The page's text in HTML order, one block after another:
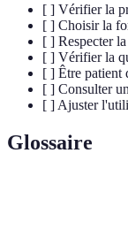
[ ] Vérifier la
[ ] Choisir la
[ ] Respecter
[ ] Vérifier la
[ ] Être patient
[ ] Consulter
[ ] Ajuster
Glossaire